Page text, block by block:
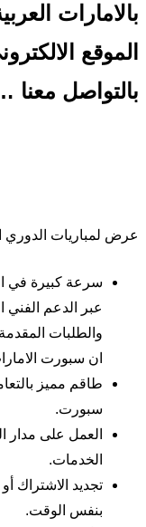
بالامارات
الموقع
بالتواصل معنا
عرض لمباريات الدوري
سرعة كبيرة في
عبر الدعم الفني
والطلبات
ان سبورت
طاقم مميز
سبورت.
العمل على مدار
الخدمات.
تجديد الاشتراك
بنفس الوقت.